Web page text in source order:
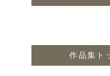
作品集ト